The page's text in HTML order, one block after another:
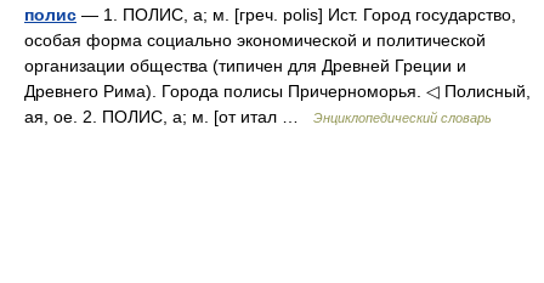
полис — 1. ПОЛИС, а; м. [греч. polis] Ист. Город государство,
особая форма социально экономической и политической
организации общества (типичен для Древней Греции и
Древнего Рима). Города полисы Причерноморья. ◁ Полисный,
ая, ое. 2. ПОЛИС, а; м. [от итал …
Энциклопедический словарь